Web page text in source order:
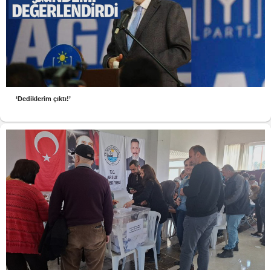
‘Dediklerim çıktı!’